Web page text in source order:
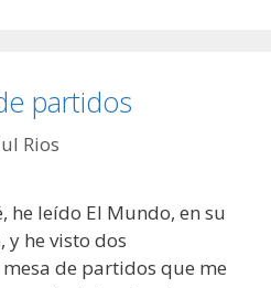
partidos
Rios
he leído El Mundo, en su
y he visto dos
de partidos que me